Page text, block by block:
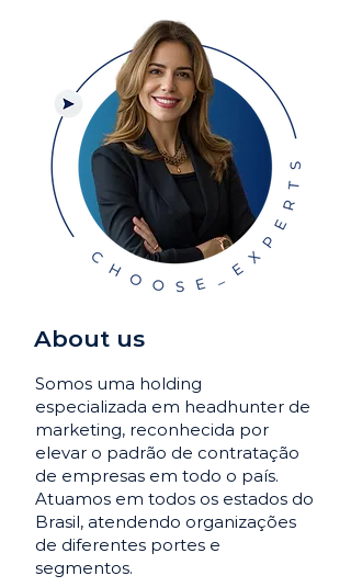
About us
Somos uma holding
especializada em headhunter de
marketing, reconhecida por
elevar o padrão de contratação
de empresas em todo o país.
Atuamos em todos os estados do
Brasil, atendendo organizações
de diferentes portes e
segmentos.